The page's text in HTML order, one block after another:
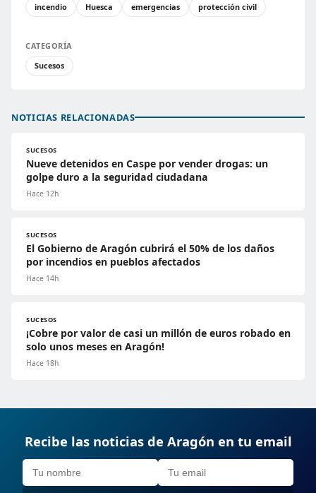
incendio
Huesca emergencias protección civil
CATEGORÍA
Sucesos
NOTICIAS RELACIONADAS
SUCESOS
Nueve detenidos en Caspe por vender drogas: un
golpe duro a la seguridad ciudadana
Hace 12h
SUCESOS
El Gobierno de Aragón cubrirá el 50% de los daños
por incendios en pueblos afectados
Hace 14h
SUCESOS
¡Cobre por valor de casi un millón de euros robado en
solo unos meses en Aragón!
Hace 18h
Recibe las noticias de Aragón en tu email